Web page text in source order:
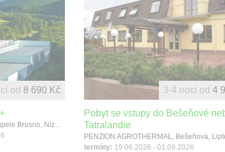
od 8 690 Kč
Pobyt se vstupy do Bešeňové
Tatralandie
PENZION AGROTHERMAL, Bešeňová,
termíny: 19.06.2026 - 01.09.2026
3-4 noci od 4